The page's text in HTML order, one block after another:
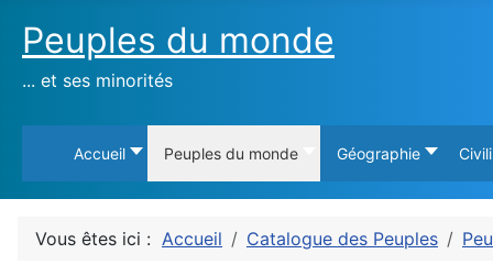
Peuples du monde
... et ses minorités
Accueil Peuples du monde Géographie
Vous êtes ici : Accueil Catalogue des Peuples